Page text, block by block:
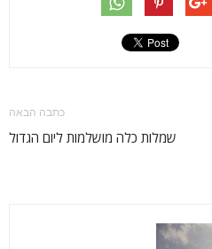
כתבה הבאה
שמלות כלה מושלמות ליום הגדול